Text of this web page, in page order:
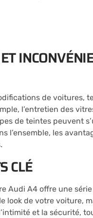
de voitures,
l’entretien des
de teintes peuvent
l’ensemble, les
CLÉ
Audi A4 offre une
look de votre voiture,
et la sécurité,